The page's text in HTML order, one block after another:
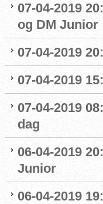
07-04-2019
og DM Junior
07-04-2019
07-04-2019
07-04-2019
dag
06-04-2019
Junior
06-04-2019